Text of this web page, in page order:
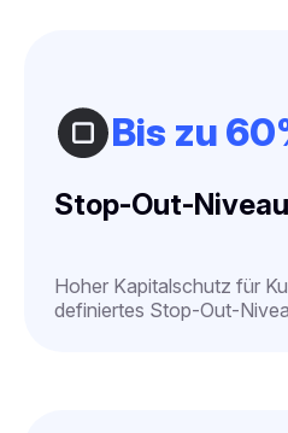
Bis zu
Stop-Out-Niveau
Hoher Kapitalschutz für
definiertes Stop-Out-